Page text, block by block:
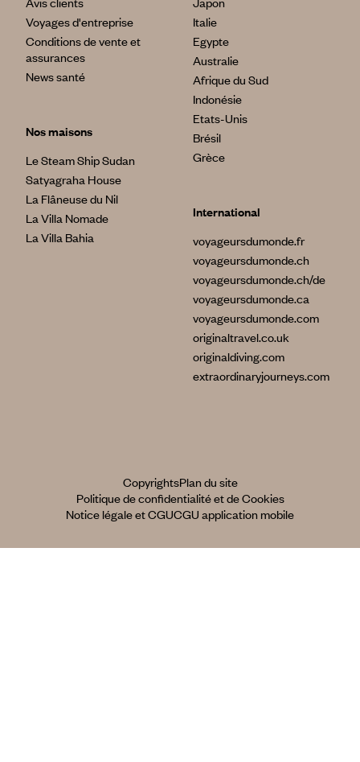
Voyages d'entreprise
Conditions de vente et
assurances
News santé
Nos maisons
Le Steam Ship Sudan
Satyagraha House
La Flâneuse du Nil
La Villa Nomade
La Villa Bahia
Italie
Egypte
Australie
Afrique du Sud
Indonésie
Etats-Unis
Brésil
Grèce
International
voyageursdumonde.fr
voyageursdumonde.ch
voyageursdumonde.ch/de
voyageursdumonde.ca
voyageursdumonde.com
originaltravel.co.uk
originaldiving.com
extraordinaryjourneys.com
CopyrightsPlan du site
Politique de confidentialité et de Cookies
Notice légale et CGUCGU application mobile